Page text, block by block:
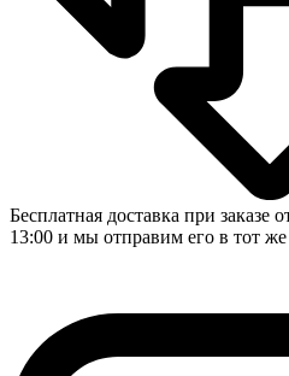
Бесплатная доставка при заказе
13:00 и мы отправим его в тот же